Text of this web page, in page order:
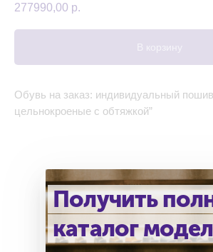
277990,00 р.
В корзину
Обувь на заказ: индивидуальный пошив
цельнокроеные с обтяжкой”
Как узнать точный
Получить
каталог